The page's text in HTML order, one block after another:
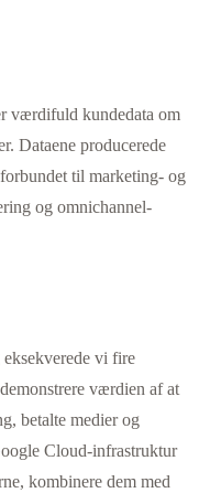
værdifuld kundedata om
Dataene producerede
til marketing- og
og omnichannel-
vi fire
værdien af at
betalte medier og
Cloud-infrastruktur
kombinere dem med